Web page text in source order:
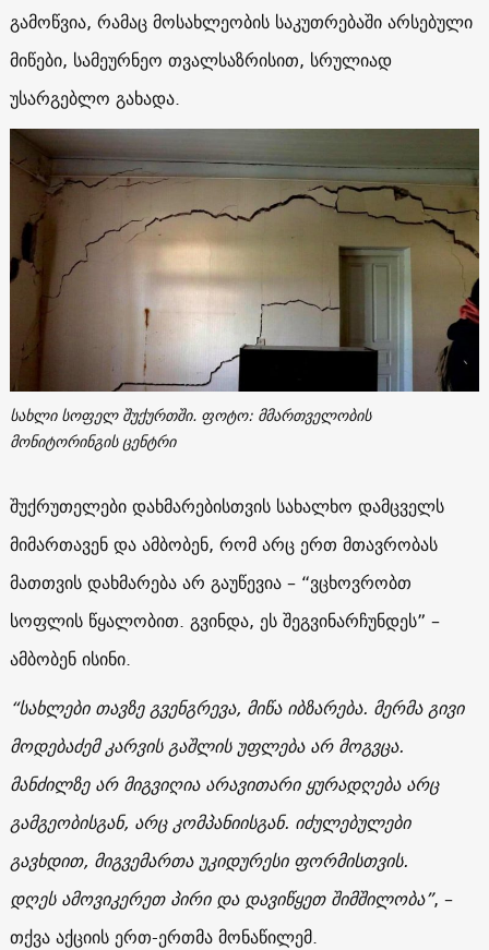
გამოწვია, რამაც მოსახლეობის საკუთრებაში არსებული
მიწები, სამეურნეო თვალსაზრისით, სრულიად
უსარგებლო გახადა.
სახლი სოფელ შუქურთში. ფოტო: მმართველობის
მონიტორინგის ცენტრი
შუქრუთელები დახმარებისთვის სახალხო დამცველს
მიმართავენ და ამბობენ, რომ არც ერთ მთავრობას
მათთვის დახმარება არ გაუწევია – “ვცხოვრობთ
სოფლის წყალობით. გვინდა, ეს შეგვინარჩუნდეს” –
ამბობენ ისინი.
“სახლები თავზე გვენგრევა, მიწა იბზარება. მერმა გივი
მოდებაძემ კარვის გაშლის უფლება არ მოგვცა.
მანძილზე არ მიგვიღია არავითარი ყურადღება არც
გამგეობისგან, არც კომპანიისგან. იძულებულები
გავხდით, მიგვემართა უკიდურესი ფორმისთვის.
დღეს ამოვიკერეთ პირი და დავიწყეთ შიმშილობა”, –
თქვა აქციის ერთ-ერთმა მონაწილემ.